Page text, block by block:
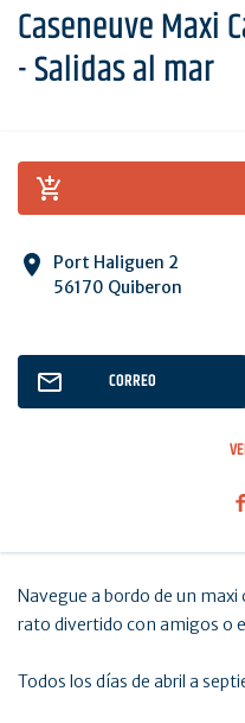
Caseneuve Maxi
- Salidas al mar
Port Haliguen 2
56170 Quiberon
CORREO
Navegue a bordo de un
rato divertido con amigos o
Todos los días de abril a